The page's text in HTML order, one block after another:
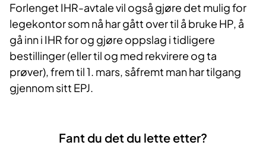
Forlenget IHR-avtale vil også gjøre det mulig for
legekontor som nå har gått over til å bruke HP, å
gå inn i IHR for og gjøre oppslag i tidligere
bestillinger (eller til og med rekvirere og ta
prøver), frem til 1. mars, såfremt man har tilgang
gjennom sitt EPJ.
Fant du det du lette etter?